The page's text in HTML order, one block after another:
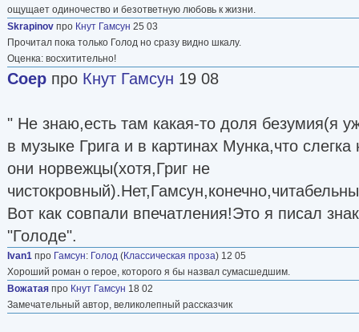
ощущает одиночество и безответную любовь к жизни.
Skrapinov про Кнут Гамсун 25 03
Прочитал пока только Голод но сразу видно шкалу.
Оценка: восхитительно!
Соер про Кнут Гамсун 19 08
" Не знаю,есть там какая-то доля безумия(я
в музыке Грига и в картинах Мунка,что слегка
они норвежцы(хотя,Григ не
Вот как совпали впечатления!Это я писал
"Голоде".
Ivan1 про Гамсун: Голод (Классическая проза) 12 05
Хороший роман о герое, которого я бы назвал сумасшедшим.
Вожатая про Кнут Гамсун 18 02
Замечательный автор, великолепный рассказчик